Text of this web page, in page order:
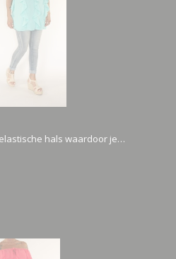
hals waardoor je…